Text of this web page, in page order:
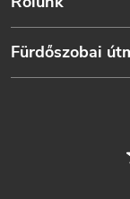
Fürdőszobai